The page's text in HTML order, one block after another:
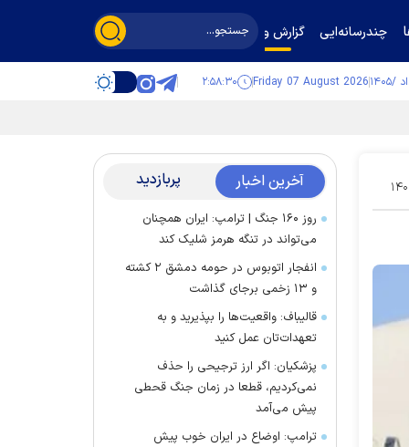
چندرسانه‌ایی گزارش و گفت‌وگو
Friday 07 August 2026 ۲:۵۸:۳۱
۱۱ آخرین اخبار پربازدید
روز ۱۶۰ جنگ | ترامپ: ایران همچنان
می‌تواند در تنگه هرمز شلیک کند
انفجار اتوبوس در حومه دمشق ۲ کشته
و ۱۳ زخمی برجای گذاشت
قالیباف: واقعیت‌ها را بپذیرید و به
تعهدات‌تان عمل کنید
پزشکیان: اگر ارز ترجیحی را حذف
نمی‌کردیم، قطعا در زمان جنگ قحطی
پیش می‌آمد
ترامپ: اوضاع در ایران خوب پیش